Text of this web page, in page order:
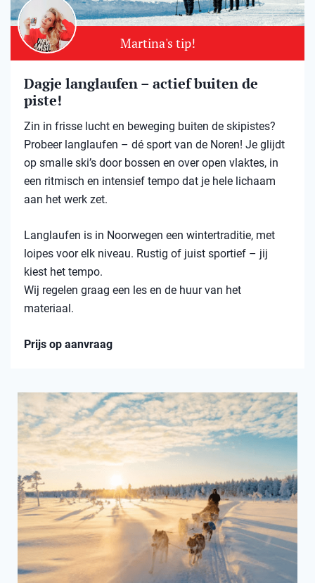
Martina's tip!
Dagje langlaufen – actief buiten de
piste!
Zin in frisse lucht en beweging buiten de skipistes?
Probeer langlaufen – dé sport van de Noren! Je glijdt
op smalle ski’s door bossen en over open vlaktes, in
een ritmisch en intensief tempo dat je hele lichaam
aan het werk zet.
Langlaufen is in Noorwegen een wintertraditie, met
loipes voor elk niveau. Rustig of juist sportief – jij
kiest het tempo.
Wij regelen graag een les en de huur van het
materiaal.
Prijs op aanvraag